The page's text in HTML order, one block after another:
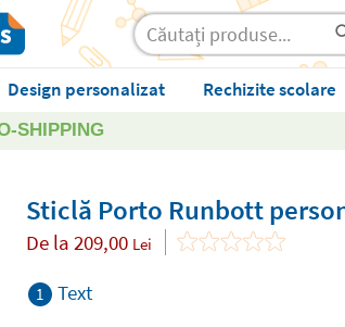
Design personalizat Rechizite scolare
SHIPPING
Sticlă Porto Runbott
De la 209,00 Lei
1 Text